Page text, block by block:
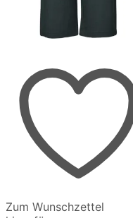
Zum Wunschzettel